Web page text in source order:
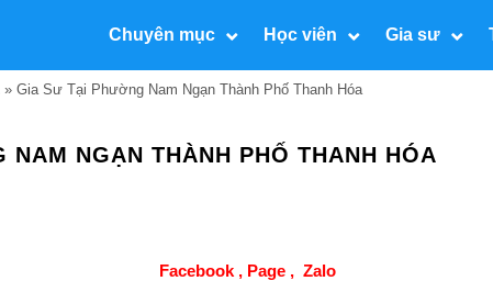
Chuyên mục Học viên Gia sư
» Gia Sư Tại Phường Nam Ngạn Thành Phố Thanh Hóa
NGẠN THÀNH PHỐ THANH HÓA
Facebook , Page ,Zalo